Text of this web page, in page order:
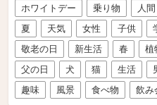
ホワイトデー
乗り物 人間
夏
天気 女性 子供
敬老の日
新生活 春 植
父の日
犬 猫 生活
趣味
風景 食べ物 飲み